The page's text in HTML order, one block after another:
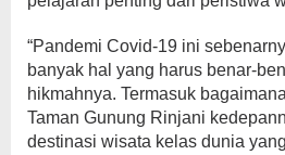
“Pandemi Covid-19 ini
banyak hal yang harus benar-
hikmahnya. Termasuk
Taman Gunung Rinjani
destinasi wisata kelas dunia